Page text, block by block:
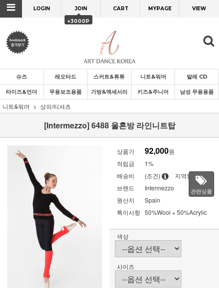
LOGIN JOIN
+3000P
CART MYPAGE VIEW
슈즈 레오타드 스커트&튜튜 니트&워머 발레 CD
타이즈&언더 무용보조용품 가방&액세서리 키즈&주니어 남성 무용용품
니트&워머 상의/티셔츠
[Intermezzo] 6488 울혼방 라인니트탑
상품가 92,000원
적립금
1%
배송비
(조건)
지역별
브랜드
Intermezzo
원산지
Spain
특이사항 50%Wool + 50%Acrylic
관련상품
색상
사이즈